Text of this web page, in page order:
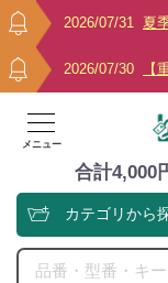
2026/07/31 夏
2026/07/30 【
メニュー
合計4,000